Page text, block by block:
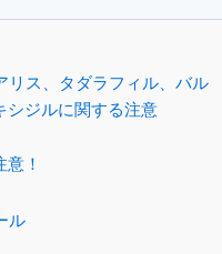
！